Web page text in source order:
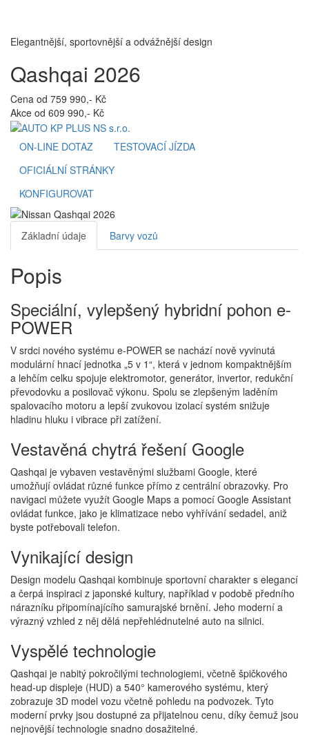
Elegantnější, sportovnější a odvážnější design
Qashqai 2026
Cena od 759 990,- Kč
Akce od 609 990,- Kč
ON-LINE DOTAZ
TESTOVACÍ JÍZDA
OFICIÁLNÍ STRÁNKY
KONFIGUROVAT
Základní údaje Barvy vozů
Popis
Speciální, vylepšený hybridní pohon e-
POWER
V srdci nového systému e-POWER se nachází nově vyvinutá
modulární hnací jednotka „5 v 1“, která v jednom kompaktnějším
a lehčím celku spojuje elektromotor, generátor, invertor, redukční
převodovku a posilovač výkonu. Spolu se zlepšeným laděním
spalovacího motoru a lepší zvukovou izolací systém snižuje
hladinu hluku i vibrace při zatížení.
Vestavěná chytrá řešení Google
Qashqai je vybaven vestavěnými službami Google, které
umožňují ovládat různé funkce přímo z centrální obrazovky. Pro
navigaci můžete využít Google Maps a pomocí Google Assistant
ovládat funkce, jako je klimatizace nebo vyhřívání sedadel, aniž
byste potřebovali telefon.
Vynikající design
Design modelu Qashqai kombinuje sportovní charakter s elegancí
a čerpá inspiraci z japonské kultury, například v podobě předního
nárazníku připomínajícího samurajské brnění. Jeho moderní a
výrazný vzhled z něj dělá nepřehlédnutelné auto na silnici.
Vyspělé technologie
Qashqai je nabitý pokročilými technologiemi, včetně špičkového
head-up displeje (HUD) a 540° kamerového systému, který
zobrazuje 3D model vozu včetně pohledu na podvozek. Tyto
moderní prvky jsou dostupné za přijatelnou cenu, díky čemuž jsou
nejnovější technologie snadno dosažitelné.